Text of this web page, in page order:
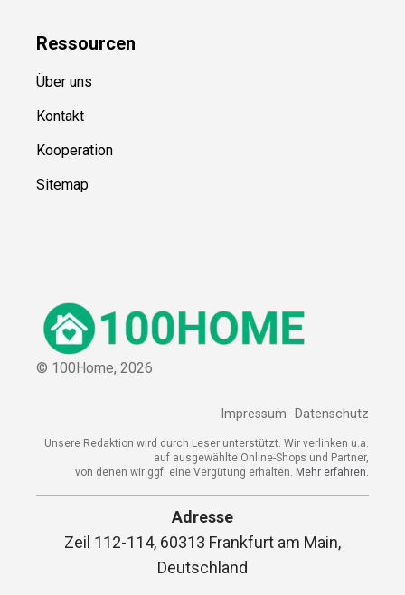
Ressourcen
Über uns
Kontakt
Kooperation
Sitemap
© 100Home, 2026
Impressum Datenschutz
Unsere Redaktion wird durch Leser unterstützt. Wir verlinken u.a.
auf ausgewählte Online-Shops und Partner,
von denen wir ggf. eine Vergütung erhalten. Mehr erfahren.
Adresse
Zeil 112-114, 60313 Frankfurt am Main,
Deutschland